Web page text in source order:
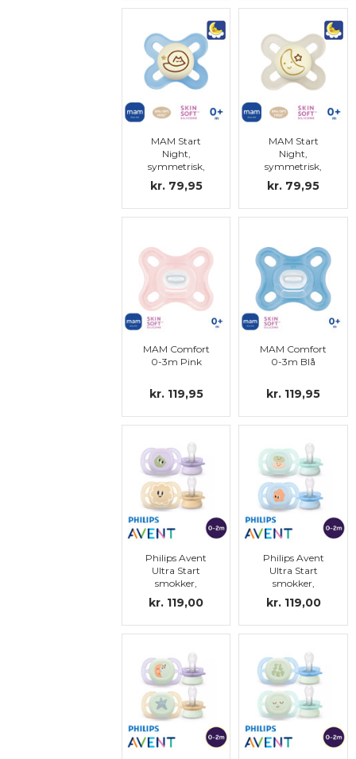
MAM Start
Night,
symmetrisk,
silikon str.0
kr. 79,95
MAM Start
Night,
symmetrisk,
silikon str.0
kr. 79,95
MAM Comfort
0-3m Pink
kr. 119,95
MAM Comfort
0-3m Blå
kr. 119,95
Philips Avent
Ultra Start
smokker,
symmetriske,
silikon, str.0 (0-
kr. 119,00
Philips Avent
Ultra Start
smokker,
symmetriske,
silikon, str.0 (0-
kr. 119,00